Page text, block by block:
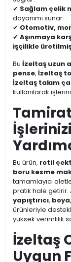
✔ Sağlam çelik
dayanımı sunar.
✔ Otomotiv,
✔ Aşınmaya
işçilikle
Bu İzeltaş uzun
pense, İzeltaş
İzeltaş takım
kullanılarak
Bu ürün, rotil
boru kesme
tamamlayıcı
pratik hale getirir.
yapıştırıcı, boya,
ürünleriyle
yüksek verimlilik
İzeltaş
Uygun